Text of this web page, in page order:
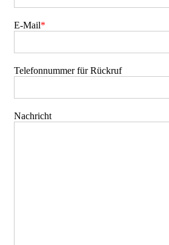
E-Mail*
Telefonnummer für Rückruf
Nachricht